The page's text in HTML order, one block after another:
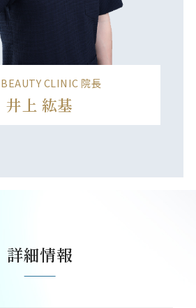
CLINIC 院⻑
井上 紘基
詳細情報